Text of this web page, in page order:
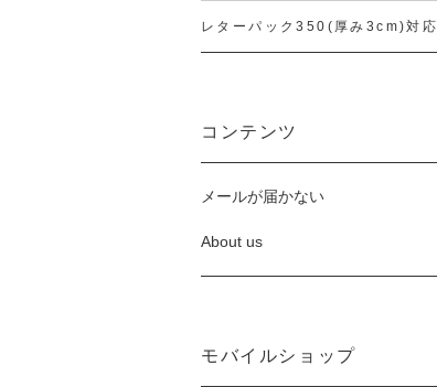
レターパック350(厚み3cm)対応
コンテンツ
メールが届かない
About us
モバイルショップ